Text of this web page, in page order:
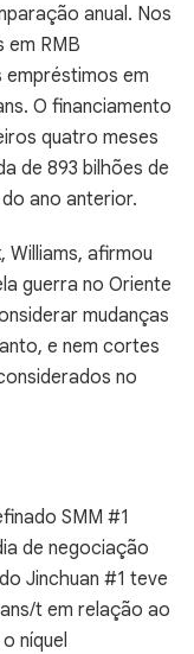
anual. Nos
RMB
empréstimos em
O financiamento
quatro meses
de 893 bilhões de
ano anterior.
Williams, afirmou
guerra no Oriente
mudanças
e nem cortes
no
SMM #1
de negociação
Jinchuan #1 teve
t em relação ao
níquel